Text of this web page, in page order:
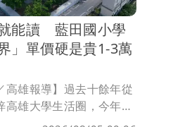
能讀 藍田國小學
」單價硬是貴1-3萬
高雄報導】過去十餘年從
高雄大學生活圈，今年8
小學藍田國小，該校屬